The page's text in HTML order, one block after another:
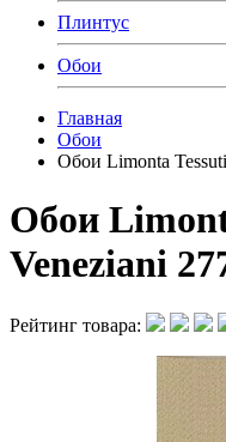
Плинтус
Обои
Главная
Обои
Обои Limonta
Обои
Veneziani
Рейтинг товара: